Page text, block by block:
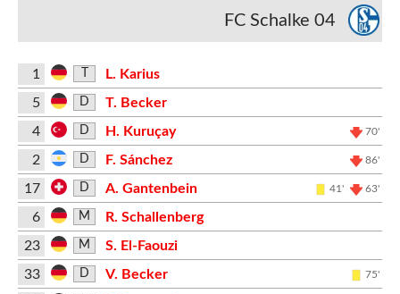
FC Schalke 04
1
L. Karius
5
D
T. Becker
4
D H. Kuruçay 70'
2 D F. Sánchez 86'
17 D A. Gantenbein 41' 63'
6 M
R. Schallenberg
23
M
S. El-Faouzi
33
D V. Becker 75'